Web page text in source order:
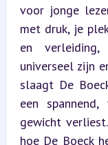
voor jonge
met druk, je
en
universeel zijn
slaagt De
een
gewicht
hoe De Boeck